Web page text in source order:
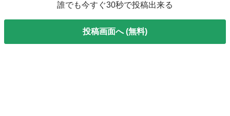
誰でも今すぐ30秒で投稿出来る
投稿画面へ (無料)